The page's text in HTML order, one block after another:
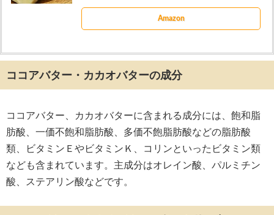
Amazon
ココアバター・カカオバターの成分
ココアバター、カカオバターに含まれる成分には、飽和脂
肪酸、一価不飽和脂肪酸、多価不飽脂肪酸などの脂肪酸
類、ビタミンＥやビタミンＫ、コリンといったビタミン類
なども含まれています。主成分はオレイン酸、パルミチン
酸、ステアリン酸などです。